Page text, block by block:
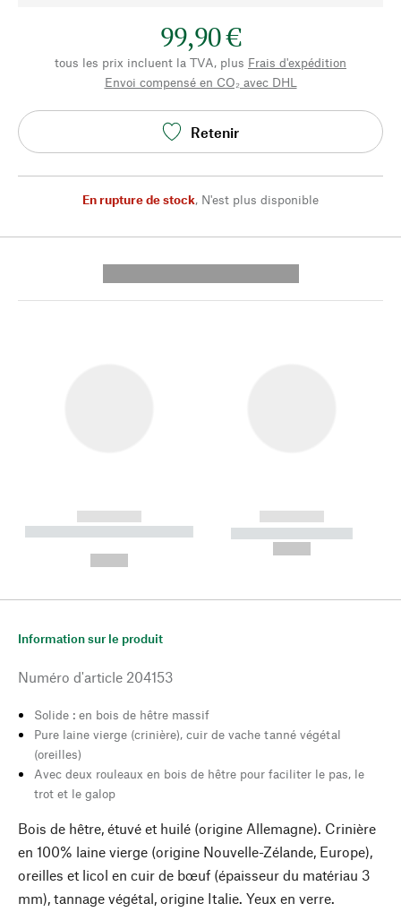
99,90 €
tous les prix incluent la TVA, plus Frais d'expédition
Envoi compensé en CO₂ avec DHL
Retenir
En rupture de stock, N'est plus disponible
------------
----------- ----------- --------
------------
----------- -----------
Information sur le produit
Numéro d'article 204153
Solide : en bois de hêtre massif
Pure laine vierge (crinière), cuir de vache tanné végétal
(oreilles)
Avec deux rouleaux en bois de hêtre pour faciliter le pas, le
trot et le galop
Bois de hêtre, étuvé et huilé (origine Allemagne). Crinière
en 100% laine vierge (origine Nouvelle-Zélande, Europe),
oreilles et licol en cuir de bœuf (épaisseur du matériau 3
mm), tannage végétal, origine Italie. Yeux en verre.